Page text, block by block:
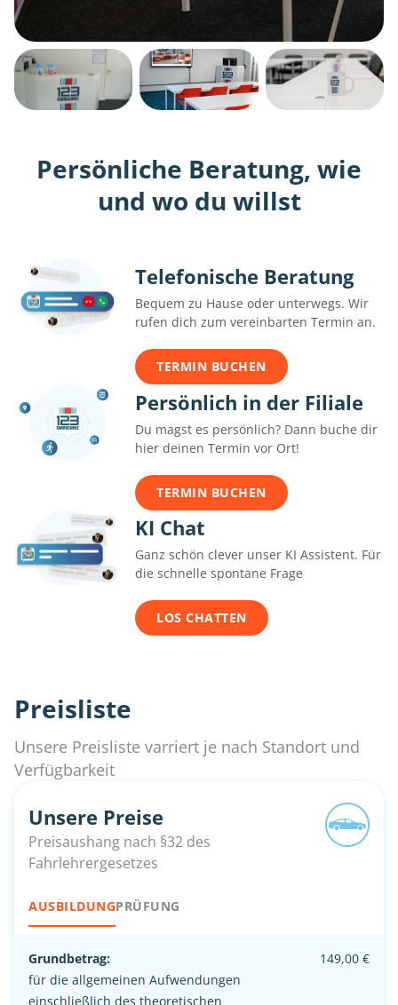
Persönliche Beratung, wie
und wo du willst
Telefonische Beratung
Bequem zu Hause oder unterwegs. Wir
rufen dich zum vereinbarten Termin an.
TERMIN BUCHEN
Persönlich in der Filiale
Du magst es persönlich? Dann buche dir
hier deinen Termin vor Ort!
TERMIN BUCHEN
KI Chat
Ganz schön clever unser KI Assistent. Für
die schnelle spontane Frage
LOS CHATTEN
Preisliste
Unsere Preisliste varriert je nach Standort und
Verfügbarkeit
Unsere Preise
Preisaushang nach §32 des
Fahrlehrergesetzes
AUSBILDUNGPRÜFUNG
Grundbetrag:
für die allgemeinen Aufwendungen
einschließlich des theoretischen
149,00 €